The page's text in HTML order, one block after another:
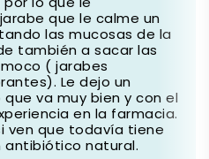
que le calme un
las mucosas de la
también a sacar las
( jarabes
Le dejo un
va muy bien y con el
en la farmacia.
ven que todavía tiene
antibiótico natural.